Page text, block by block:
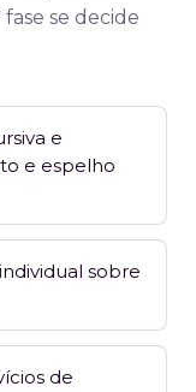
se decide
e
e espelho
sobre
de